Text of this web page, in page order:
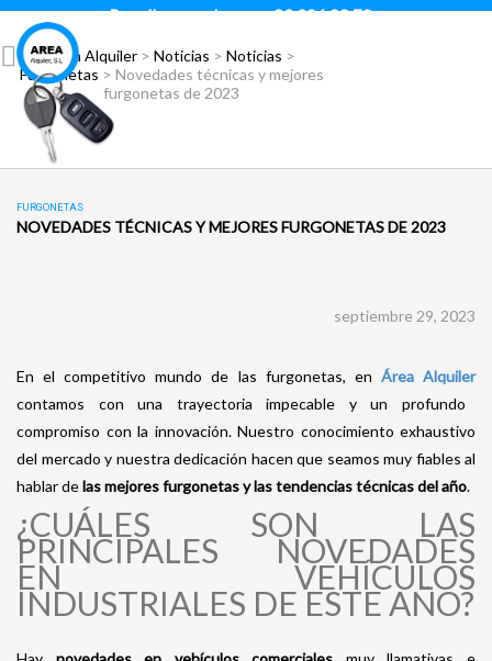
Para llamar pulsar: 93 296 88 78
Área Alquiler> Noticias > Noticias >
Furgonetas > Novedades técnicas y mejores
furgonetas de 2023
FURGONETAS
NOVEDADES TÉCNICAS Y MEJORES FURGONETAS DE 2023
septiembre 29, 2023
En el competitivo mundo de las furgonetas, en Área Alquiler
contamos con una trayectoria impecable y un profundo
compromiso con la innovación. Nuestro conocimiento exhaustivo
del mercado y nuestra dedicación hacen que seamos muy fiables al
hablar delas mejores furgonetas y las tendencias técnicas del año.
¿CUÁLES SON LAS
PRINCIPALES NOVEDADES
EN VEHÍCULOS
INDUSTRIALES DE ESTE AÑO?